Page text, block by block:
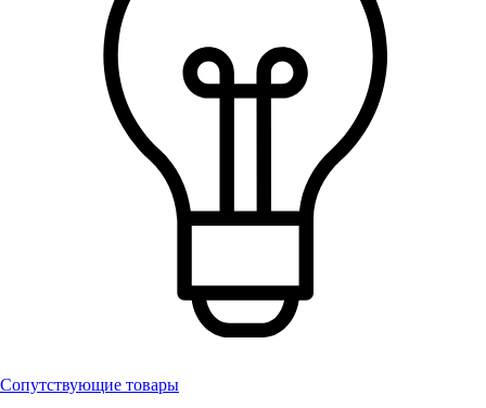
Сопутствующие товары